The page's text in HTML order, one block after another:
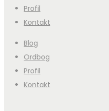
Profil
Kontakt
Blog
Ordbog
Profil
Kontakt